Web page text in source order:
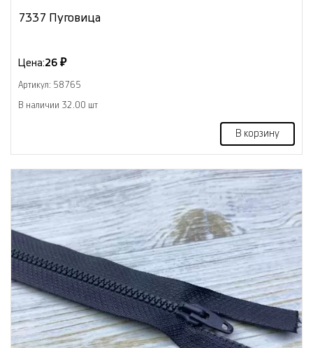
7337 Пуговица
Цена:26 ₽
Артикул: 58765
В наличии 32.00 шт
В корзину